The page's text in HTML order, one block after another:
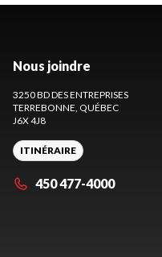
Nous joindre
3250 BD DES ENTREPRISES
TERREBONNE , QUÉBEC
J6X 4J8
ITINÉRAIRE
450 477-4000